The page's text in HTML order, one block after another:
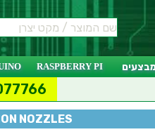
RASPBERRY PI
NOZZLES